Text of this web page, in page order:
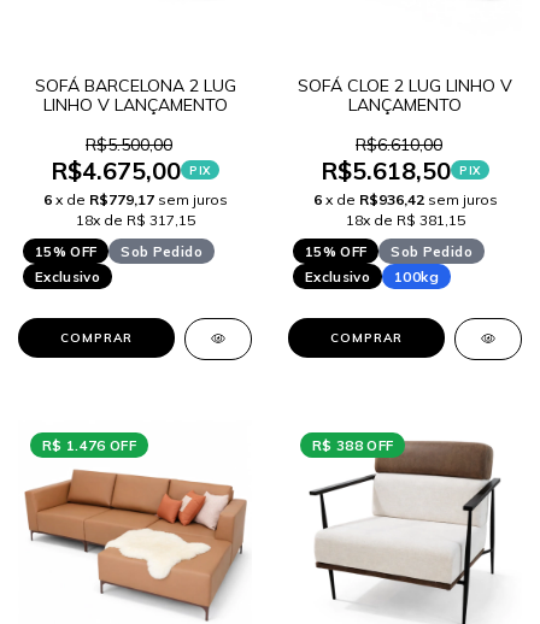
SOFÁ BARCELONA 2 LUG
LINHO V LANÇAMENTO
R$5.500,00
R$4.675,00 PIX
6 x de R$779,17 sem juros
18x de R$ 317,15
15% OFF
Sob Pedido
Exclusivo
COMPRAR
SOFÁ CLOE 2 LUG LINHO V
LANÇAMENTO
R$6.610,00
R$5.618,50 PIX
6 x de R$936,42 sem juros
18x de R$ 381,15
15% OFF
Sob Pedido
Exclusivo
100kg
COMPRAR
R$ 1.476 OFF R$ 388 OFF